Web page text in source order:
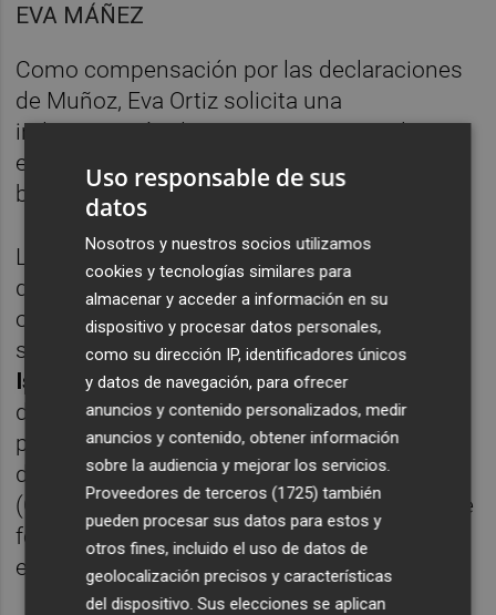
EVA MÁÑEZ
Como compensación por las declaraciones
de Muñoz, Eva Ortiz solicita una
indemnización de 6.000 euros que, tal como
explica, serán donada a una organización
benéfica de Orihuela, ciudad natal de Ortiz.
Las declaraciones a las que se refiere Ortiz y
que realizó este martes el secretario de
organización del PSPV-PSOE fueron las
siguientes. "Resulta sintomático que sean
Isabel Bonigy Eva Ortiz las que salgan a
denunciar tan alegremente, cuando la
primera estuvo en el gobierno más corrupto
de la historia de la Comunitat y la segunda
(Ortiz) estuvo imputada por malversación de
fondos y adjudicación de contratos a
empresas vinculadas a su familia”.
Uso responsable de sus
datos
Nosotros y nuestros socios utilizamos
cookies y tecnologías similares para
almacenar y acceder a información en su
dispositivo y procesar datos personales,
como su dirección IP, identificadores únicos
y datos de navegación, para ofrecer
anuncios y contenido personalizados, medir
anuncios y contenido, obtener información
sobre la audiencia y mejorar los servicios.
Proveedores de terceros (1725) también
pueden procesar sus datos para estos y
otros fines, incluido el uso de datos de
geolocalización precisos y características
del dispositivo. Sus elecciones se aplican